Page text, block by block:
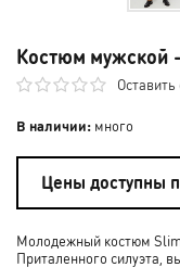
Костюм мужской
Оставить
В наличии: много
Цены доступны
Молодежный костюм
Приталенного силуэта,